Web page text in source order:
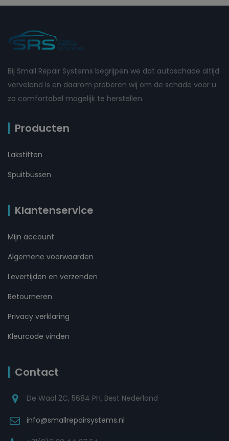
Bij Small Repair Systems begrijpen we dat autoschade altijd
vervelend is en daarom proberen wij om de schade voor u
zo comfortabel mogelijk te herstellen.
Producten
Lakstiften
Spuitbussen
Klantenservice
Mijn account
Algemene voorwaarden
Levertijden en verzenden
Retourneren
Privacy verklaring
Kleurcode vinden
Contact
De Waal 2C, 5684 PH, Best Nederland
info@smallrepairsystems.nl